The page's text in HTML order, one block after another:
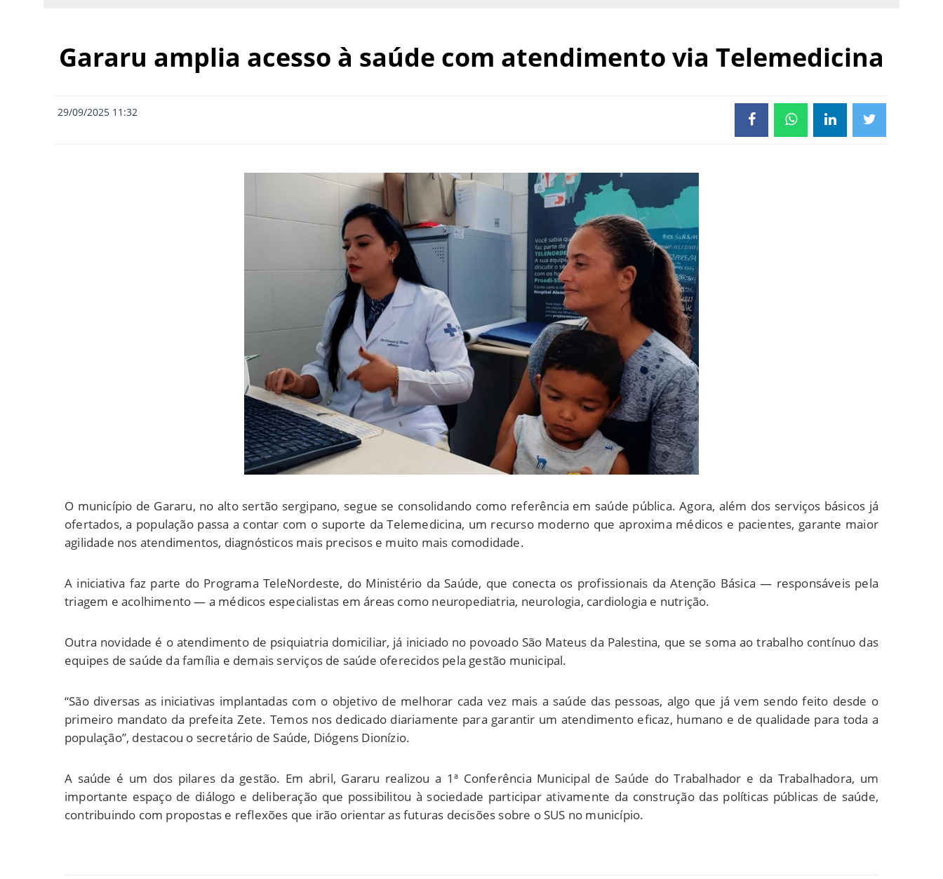
Gararu amplia acesso à saúde com atendimento via Telemedicina
29/09/2025 11:32
O município de Gararu, no alto sertão sergipano, segue se consolidando como referência em saúde pública. Agora, além dos serviços básicos já
ofertados, a população passa a contar com o suporte da Telemedicina, um recurso moderno que aproxima médicos e pacientes, garante maior
agilidade nos atendimentos, diagnósticos mais precisos e muito mais comodidade.
A iniciativa faz parte do Programa TeleNordeste, do Ministério da Saúde, que conecta os profissionais da Atenção Básica — responsáveis pela
triagem e acolhimento — a médicos especialistas em áreas como neuropediatria, neurologia, cardiologia e nutrição.
Outra novidade é o atendimento de psiquiatria domiciliar, já iniciado no povoado São Mateus da Palestina, que se soma ao trabalho contínuo das
equipes de saúde da família e demais serviços de saúde oferecidos pela gestão municipal.
“São diversas as iniciativas implantadas com o objetivo de melhorar cada vez mais a saúde das pessoas, algo que já vem sendo feito desde o
primeiro mandato da prefeita Zete. Temos nos dedicado diariamente para garantir um atendimento eficaz, humano e de qualidade para toda a
população”, destacou o secretário de Saúde, Diógens Dionízio.
A saúde é um dos pilares da gestão. Em abril, Gararu realizou a 1ª Conferência Municipal de Saúde do Trabalhador e da Trabalhadora, um
importante espaço de diálogo e deliberação que possibilitou à sociedade participar ativamente da construção das políticas públicas de saúde,
contribuindo com propostas e reflexões que irão orientar as futuras decisões sobre o SUS no município.